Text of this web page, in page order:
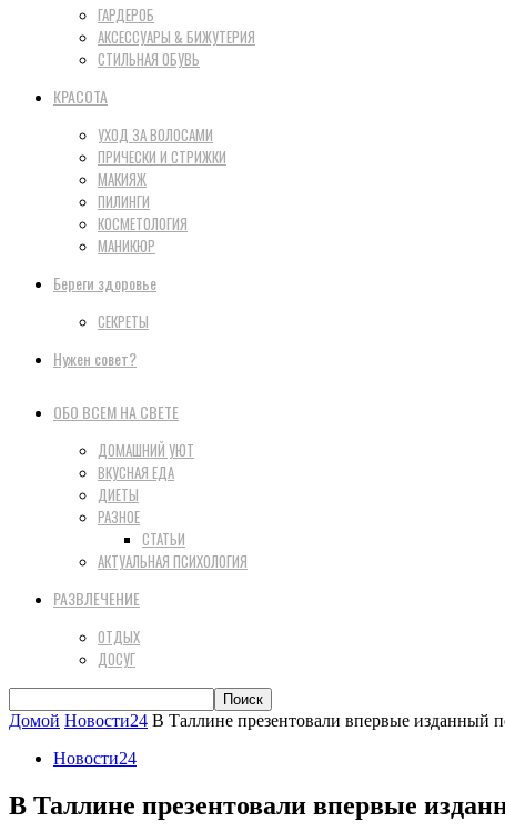
ГАРДЕРОБ
АКСЕССУАРЫ & БИЖУТЕРИЯ
СТИЛЬНАЯ ОБУВЬ
КРАСОТА
УХОД ЗА ВОЛОСАМИ
ПРИЧЕСКИ И СТРИЖКИ
МАКИЯЖ
ПИЛИНГИ
КОСМЕТОЛОГИЯ
МАНИКЮР
Береги здоровье
СЕКРЕТЫ
Нужен совет?
ОБО ВСЕМ НА СВЕТЕ
ДОМАШНИЙ УЮТ
ВКУСНАЯ ЕДА
ДИЕТЫ
РАЗНОЕ
СТАТЬИ
АКТУАЛЬНАЯ ПСИХОЛОГИЯ
РАЗВЛЕЧЕНИЕ
ОТДЫХ
ДОСУГ
Домой Новости24 В Таллине презентовали впервые изданный
Новости24
В Таллине презентовали впервые